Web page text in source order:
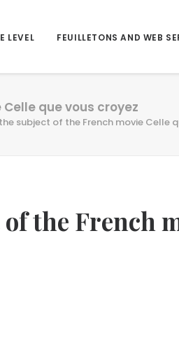
LEVEL FEUILLETONS AND WEB
que vous croyez
subject of the French movie Celle
the French